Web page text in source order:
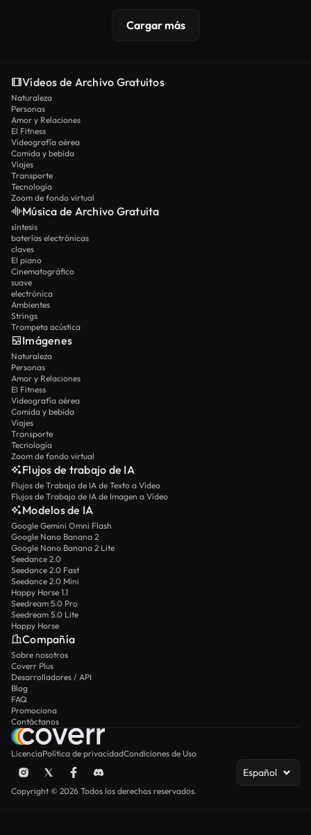
Cargar más
Vídeos de Archivo Gratuitos
Naturaleza
Personas
Amor y Relaciones
El Fitness
Videografía aérea
Comida y bebida
Viajes
Transporte
Tecnología
Zoom de fondo virtual
Música de Archivo Gratuita
síntesis
baterías electrónicas
claves
El piano
Cinematográfico
suave
electrónica
Ambientes
Strings
Trompeta acústica
Imágenes
Naturaleza
Personas
Amor y Relaciones
El Fitness
Videografía aérea
Comida y bebida
Viajes
Transporte
Tecnología
Zoom de fondo virtual
Flujos de trabajo de IA
Flujos de Trabajo de IA de Texto a Vídeo
Flujos de Trabajo de IA de Imagen a Vídeo
Modelos de IA
Google Gemini Omni Flash
Google Nano Banana 2
Google Nano Banana 2 Lite
Seedance 2.0
Seedance 2.0 Fast
Seedance 2.0 Mini
Happy Horse 1.1
Seedream 5.0 Pro
Seedream 5.0 Lite
Happy Horse
Compañía
Sobre nosotros
Coverr Plus
Desarrolladores / API
Blog
FAQ
Promociona
Contáctanos
LicenciaPolítica de privacidadCondiciones de Uso
Español
Copyright © 2026 Todos los derechos reservados.